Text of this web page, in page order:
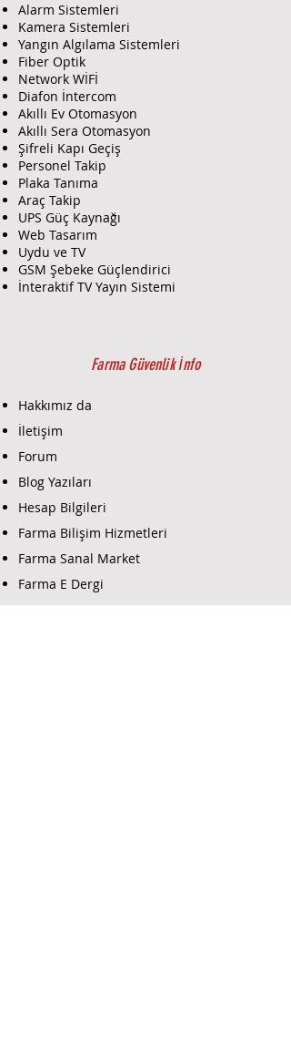
Alarm Sistemleri
Kamera Sistemleri
Yangın Algılama Sistemleri
Fiber Optik
Network WİFİ
Diafon İntercom
Akıllı Ev Otomasyon
Akıllı Sera Otomasyon
Şifreli Kapı Geçiş
Personel Takip
Plaka Tanıma
Araç Takip
UPS Güç Kaynağı
Web Tasarım
Uydu ve TV
GSM Şebeke Güçlendirici
İnteraktif TV Yayın Sistemi
Farma Güvenlik İnfo
Hakkımız da
İletişim
Forum
Blog Yazıları
Hesap Bilgileri
Farma Bilişim Hizmetleri
Farma Sanal Market
Farma E Dergi